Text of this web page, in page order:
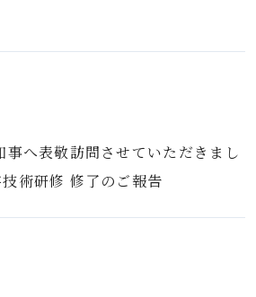
事へ表敬訪問させていただきまし
術研修 修了のご報告